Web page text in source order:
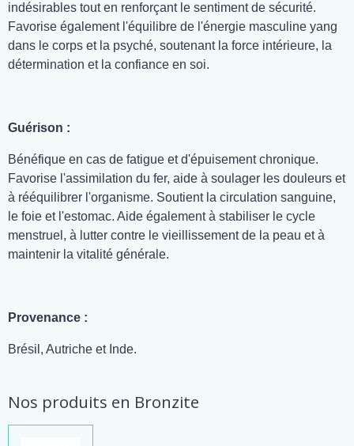
indésirables tout en renforçant le sentiment de sécurité.
Favorise également l'équilibre de l'énergie masculine yang
dans le corps et la psyché, soutenant la force intérieure, la
détermination et la confiance en soi.
Guérison :
Bénéfique en cas de fatigue et d'épuisement chronique.
Favorise l'assimilation du fer, aide à soulager les douleurs et
à rééquilibrer l'organisme. Soutient la circulation sanguine,
le foie et l'estomac. Aide également à stabiliser le cycle
menstruel, à lutter contre le vieillissement de la peau et à
maintenir la vitalité générale.
Provenance :
Brésil, Autriche et Inde.
Nos produits en Bronzite